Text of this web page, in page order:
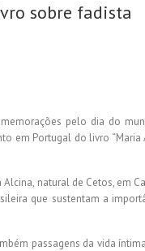
sobre fadista
pelo dia do
em Portugal do livro “Maria
natural de Cetos, em
que sustentam a
passagens da vida